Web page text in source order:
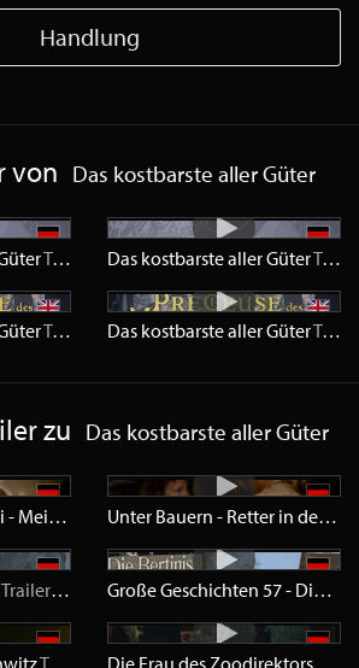
Handlung
von Das kostbarste aller Güter
Trailer HD
Das kostbarste aller GüterTrailer
Trailer HD
Das kostbarste aller GüterTrailer
zu Das kostbarste aller Güter
Marcel Reich-Ranicki - Mein Leben TrailerSD Unter Bauern - Retter in der Nacht
TrailerSD Große Geschichten 57 - Die Bertinis
Trailer HD Die Frau des Zoodirektors